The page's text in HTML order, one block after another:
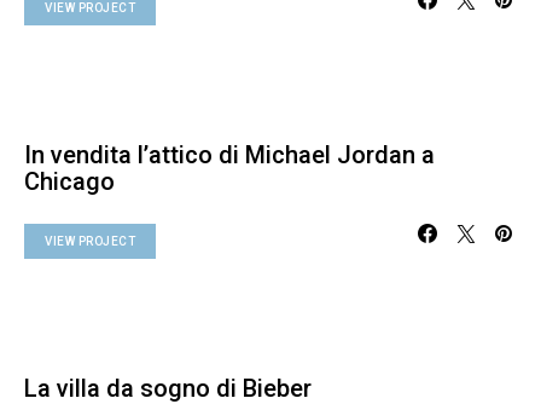
VIEW PROJECT
In vendita l’attico di Michael Jordan a
Chicago
VIEW PROJECT
La villa da sogno di Bieber